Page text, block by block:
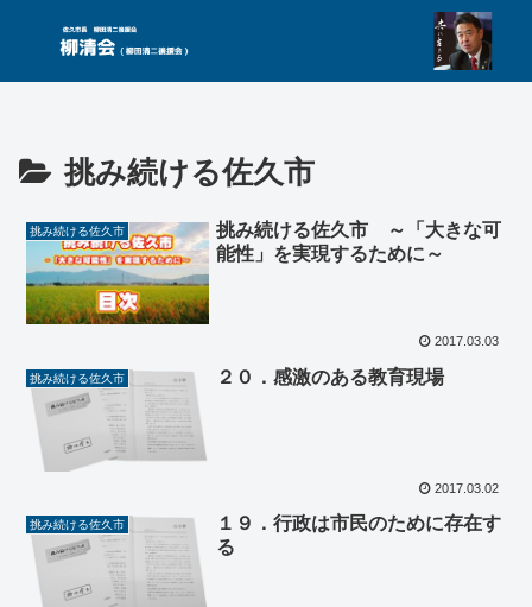
挑み続ける佐久市
挑み続ける佐久市
挑み続ける佐久市 ～「大きな可
能性」を実現するために～
2017.03.03
挑み続ける佐久市 ２０．感激のある教育現場
2017.03.02
挑み続ける佐久市
１９．行政は市民のために存在す
る